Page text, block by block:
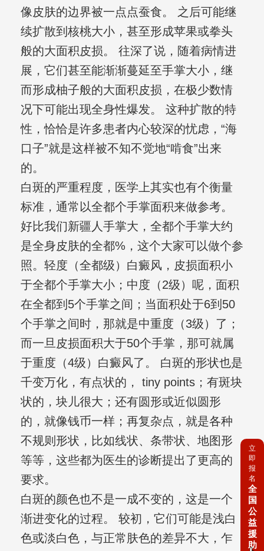
像皮肤的边界被一点点蚕食。 之后可能继
续扩散到核桃大小，甚至形成苹果或拳头
般的大面积皮损。 往深了说，随着病情进
展，它们甚至能渐渐蔓延至手掌大小，继
而形成柚子般的大面积皮损，在极少数情
况下可能出现全身性爆发。 这种扩散的特
性，恰恰是许多患者内心较深的忧虑，“海
口子”就是这样被不知不觉地“啃食”出来
的。
白斑的严重程度，医学上其实也有个衡量
标准，通常以全都个手掌面积来做参考。
好比我们新疆人手掌大，全都个手掌大约
是全身皮肤的全都%，这个大家可以做个参
照。轻度（全都级）白癜风，皮损面积小
于全都个手掌大小；中度（2级）呢，面积
在全都到5个手掌之间；当面积处于6到50
个手掌之间时，那就是中重度（3级）了；
而一旦皮损面积大于50个手掌，那可就属
于重度（4级）白癜风了。 白斑的形状也是
千变万化，有点状的， tiny points；有斑块
状的，块儿很大；还有圆形或近似圆形
的，就像钱币一样；再复杂点，就是各种
不规则形状，比如线状、条带状、地图形
等等，这些都为医生的诊断提出了更高的
要求。
白斑的颜色也不是一成不变的，这是一个
渐进变化的过程。 较初，它们可能是浅白
色或淡白色，与正常肤色的差异不大，乍
立
即
报
名
全
国
公
益
援
助